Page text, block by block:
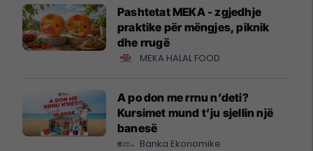
Pashtetat MEKA - zgjedhje
praktike për mëngjes, piknik
dhe rrugë
MEKA HALAL FOOD
A po don me rrnu n’deti?
Kursimet mund t’ju sjellin një
banesë
Banka Ekonomike